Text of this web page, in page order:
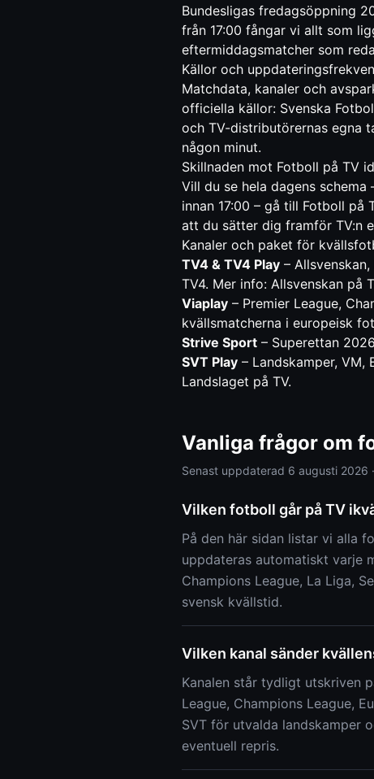
Bundesligas fredagsöppning
från 17:00 fångar vi allt som
eftermiddagsmatcher som
Källor och
Matchdata, kanaler och
officiella källor: Svenska
och TV-distributörernas egna
någon minut.
Skillnaden mot Fotboll på TV
Vill du se hela dagens
innan 17:00 – gå till Fotboll på
att du sätter dig framför TV:n
Kanaler och paket för
TV4 & TV4 Play –
TV4. Mer info: Allsvenskan på
Viaplay – Premier League,
kvällsmatcherna i europeisk
Strive Sport – Superettan
SVT Play – Landskamper,
Landslaget på TV.
Vanliga frågor om
Senast uppdaterad 6 augusti 2026 ·
Vilken fotboll går på TV
På den här sidan listar vi alla
uppdateras automatiskt varje
Champions League, La Liga,
svensk kvällstid.
Vilken kanal sänder
Kanalen står tydligt utskriven
League, Champions League,
SVT för utvalda landskamper
eventuell repris.